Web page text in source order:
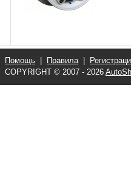
Помощь Правила|
COPYRIGHT © 2007 - 2026